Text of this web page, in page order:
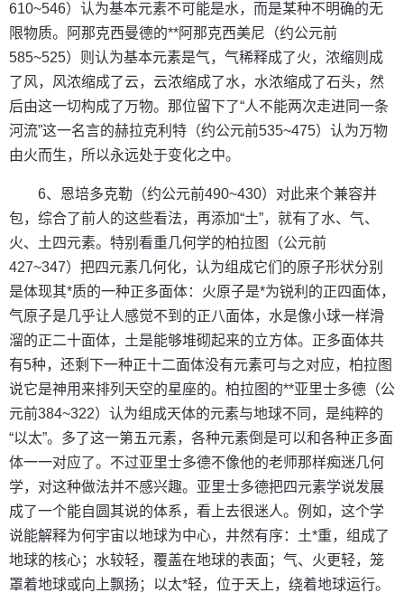
610~546）认为基本元素不可能是水，而是某种不明确的无
限物质。阿那克西曼德的**阿那克西美尼（约公元前
585~525）则认为基本元素是气，气稀释成了火，浓缩则成
了风，风浓缩成了云，云浓缩成了水，水浓缩成了石头，然
后由这一切构成了万物。那位留下了“人不能两次走进同一条
河流”这一名言的赫拉克利特（约公元前535~475）认为万物
由火而生，所以永远处于变化之中。
6、恩培多克勒（约公元前490~430）对此来个兼容并
包，综合了前人的这些看法，再添加“土”，就有了水、气、
火、土四元素。特别看重几何学的柏拉图（公元前
427~347）把四元素几何化，认为组成它们的原子形状分别
是体现其*质的一种正多面体：火原子是*为锐利的正四面体，
气原子是几乎让人感觉不到的正八面体，水是像小球一样滑
溜的正二十面体，土是能够堆砌起来的立方体。正多面体共
有5种，还剩下一种正十二面体没有元素可与之对应，柏拉图
说它是神用来排列天空的星座的。柏拉图的**亚里士多德（公
元前384~322）认为组成天体的元素与地球不同，是纯粹的
“以太”。多了这一第五元素，各种元素倒是可以和各种正多面
体一一对应了。不过亚里士多德不像他的老师那样痴迷几何
学，对这种做法并不感兴趣。亚里士多德把四元素学说发展
成了一个能自圆其说的体系，看上去很迷人。例如，这个学
说能解释为何宇宙以地球为中心，井然有序：土*重，组成了
地球的核心；水较轻，覆盖在地球的表面；气、火更轻，笼
罩着地球或向上飘扬；以太*轻，位于天上，绕着地球运行。